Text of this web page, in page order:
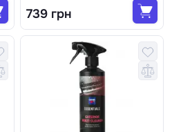
739 грн